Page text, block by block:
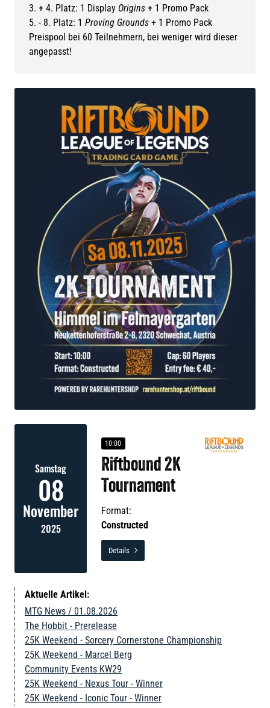
3. + 4. Platz: 1 Display Origins + 1 Promo Pack
5. - 8. Platz: 1 Proving Grounds + 1 Promo Pack
Preispool bei 60 Teilnehmern, bei weniger wird dieser
angepasst!
Samstag
08
November
2025
10:00
Riftbound 2K
Tournament
Format:
Constructed
Details 
Aktuelle Artikel:
MTG News / 01.08.2026
The Hobbit - Prerelease
25K Weekend - Sorcery Cornerstone Championship
25K Weekend - Marcel Berg
Community Events KW29
25K Weekend - Nexus Tour - Winner
25K Weekend - Iconic Tour - Winner